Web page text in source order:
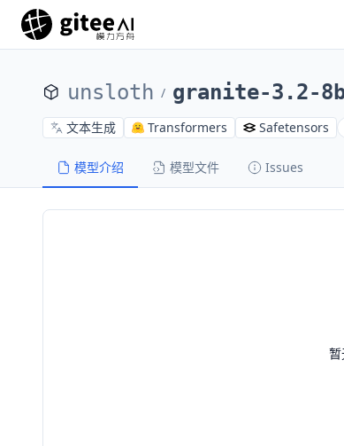
unsloth / granite-3.2-
文本生成 Transformers Safetensors
模型介绍 模型文件 Issues